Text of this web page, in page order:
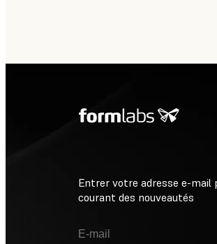
Entrer votre adresse e-mail
courant des nouveautés